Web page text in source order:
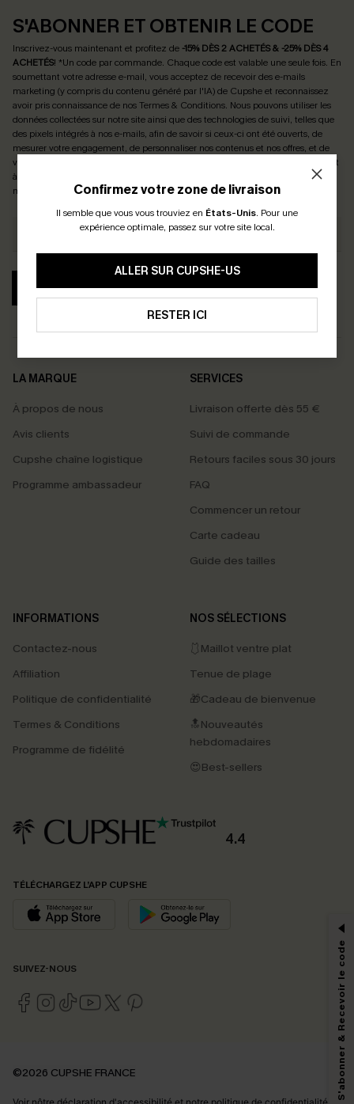
Confirmez votre zone de livraison
Il semble que vous vous trouviez en États-Unis. Pour une
expérience optimale, passez sur votre site local.
ALLER SUR CUPSHE-US
RESTER ICI
S'ABONNER ET OBTENIR LE CODE
Inscrivez-vous maintenant et profitez de-15% DÈS 2 ACHETÉS & -25% DÈS 4
ACHETÉS! *Un code par commande. Chaque code est valable une seule fois. En
soumettant votre adresse e-mail, vous acceptez de recevoir des e-mails
marketing (y compris du contenu généré par l'IA) de Cupshe et reconnaissez
avoir pris connaissance de nosTermes & Conditions. Nous pouvons utiliser les
données collectées sur notre site ainsi que des technologies de suivi, telles que
des pixels intégrés à nos e-mails, afin de savoir si ceux-ci ont été ouverts, de
mesurer votre engagement, de personnaliser nos contenus et nos offres, et de
vous recommander des produits susceptibles de vous intéresser, conformément
à notre
moment.
S'ABONNER
LA MARQUE
À propos de nous
Avis clients
Cupshe chaîne logistique
Programme ambassadeur
SERVICES
Livraison offerte dès 55 €
Suivi de commande
Retours faciles sous 30 jours
FAQ
Commencer un retour
Carte cadeau
Guide des tailles
INFORMATIONS
Contactez-nous
Affiliation
Politique de confidentialité
Termes & Conditions
Programme de fidélité
NOS SÉLECTIONS
🩱Maillot ventre plat
Tenue de plage
🎁Cadeau de bienvenue
🔝Nouveautés
hebdomadaires
😍Best-sellers
4.4
TÉLÉCHARGEZ L’APP CUPSHE
SUIVEZ-NOUS
©2026 CUPSHE FRANCE
PROFITEZ DE -15%
-15% dès 2 Achetés par E-mail
En soumettant votre adresse e-mail, vous acceptez de recevoir des e-mails
marketing (y compris du contenu généré par l'IA) de Cupshe et
personnaliser nos contenus et nos offres, et de vous recommander des
Politique deS'abonner & Recevoir le code